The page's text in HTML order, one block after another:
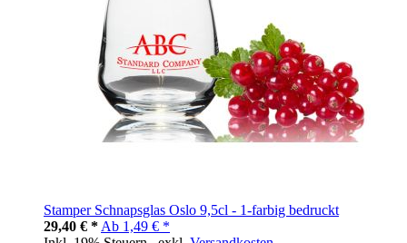
Stamper Schnapsglas Oslo 9,5cl - 1-farbig bedruckt
29,40 € * Ab 1,49 € *